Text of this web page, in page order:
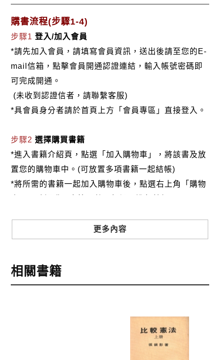
購書流程(步驟1-4)
步驟1登入/加入會員
*請先加入會員，請填寫會員資訊，送出後請至您的E-
mail信箱，點擊會員開通認證連結，輸入帳號密碼即
可完成開通。
(未收到認證信者，請聯繫客服)
*具會員身分者請於首頁上方「會員專區」直接登入。
步驟2選擇購買書籍
*進入書籍介紹頁，點選「加入購物車」，將該書及放
置您的購物車中。(可放置多項書籍一起結帳)
*將所需的書籍一起加入購物車後，點選右上角「購物
2.銀行轉帳:選擇銀行轉帳時，請填寫您的銀行帳號後
五碼，並於三日內完成匯款，以利核銷作業。
劃撥單，匯款者大名請填寫跟訂購者大名一致，以利
更多內容
相關書籍